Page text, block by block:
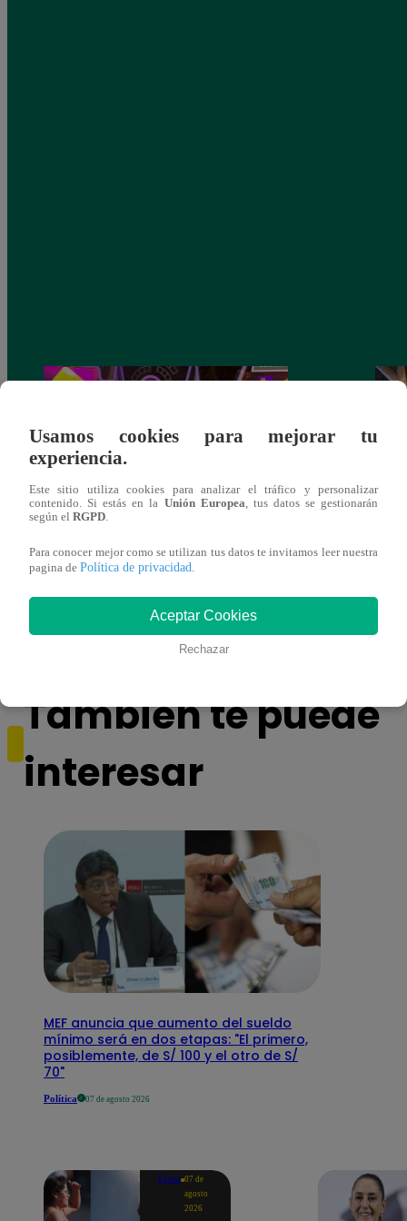
COMPLETO: Sábado 13 de enero |
LATINA
final
También te puede
interesar
MEF anuncia que aumento del sueldo
mínimo será en dos etapas: "El primero,
posiblemente, de S/ 100 y el otro de S/
70"
Política 07 de agosto 2026
Lima 07 de
agosto
2026
Usamos cookies para mejorar tu
experiencia.
Este sitio utiliza cookies para analizar el tráfico y personalizar
contenido. Si estás en la Unión Europea, tus datos se gestionarán
según el RGPD.
Para conocer mejor como se utilizan tus datos te invitamos leer nuestra
pagina de Política de privacidad.
Aceptar Cookies
Rechazar